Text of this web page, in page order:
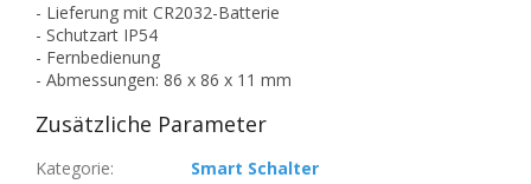
- Lieferung mit CR2032-Batterie
- Schutzart IP54
- Fernbedienung
- Abmessungen: 86 x 86 x 11 mm
Zusätzliche Parameter
Kategorie:
Smart Schalter